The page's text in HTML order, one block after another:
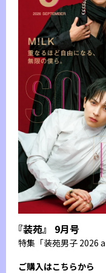
『装苑』 9月号
特集 「装苑男子 2026
ご購入はこちらから